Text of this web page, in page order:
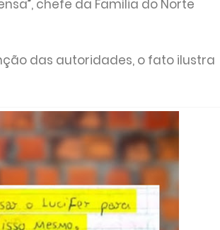
chefe da Família do Norte
das autoridades, o fato ilustra